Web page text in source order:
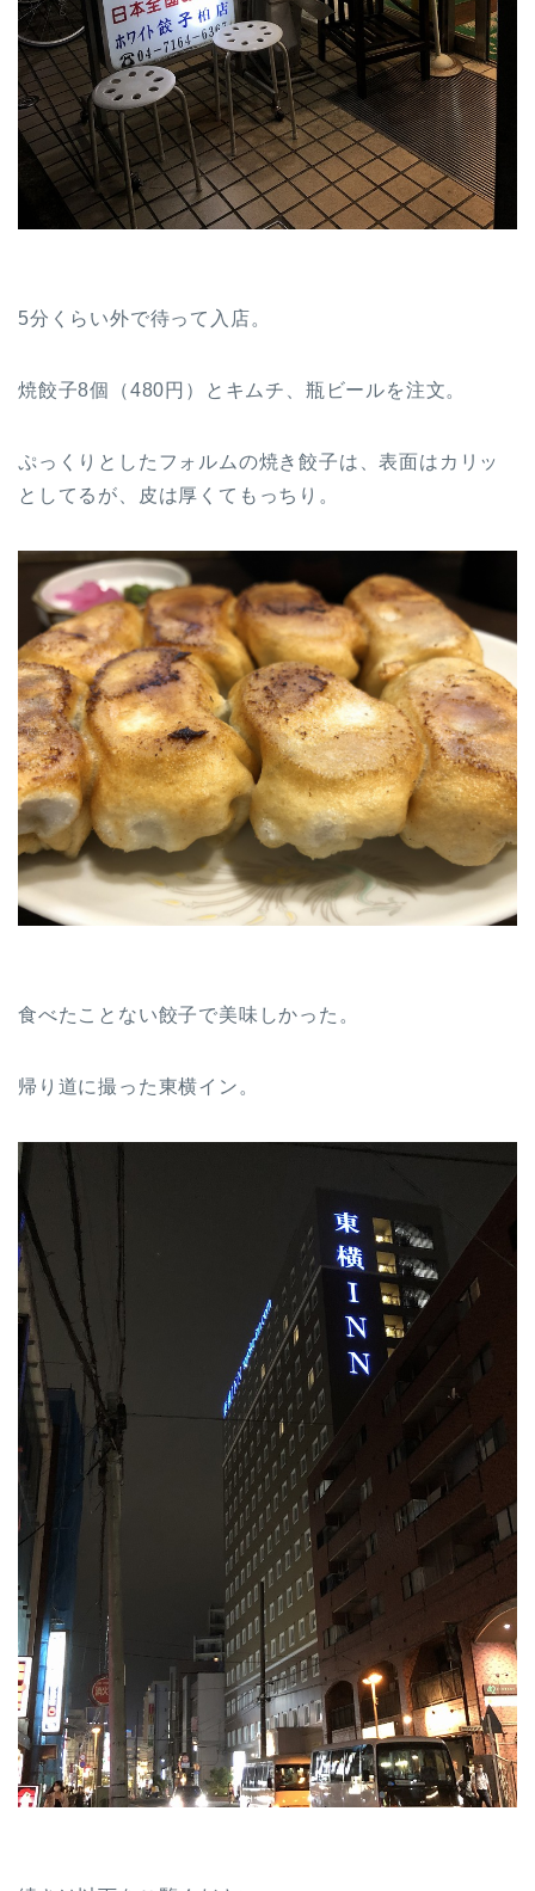
5分くらい外で待って入店。
焼餃子8個（480円）とキムチ、瓶ビールを注文。
ぷっくりとしたフォルムの焼き餃子は、表面はカリッ
としてるが、皮は厚くてもっちり。
食べたことない餃子で美味しかった。
帰り道に撮った東横イン。